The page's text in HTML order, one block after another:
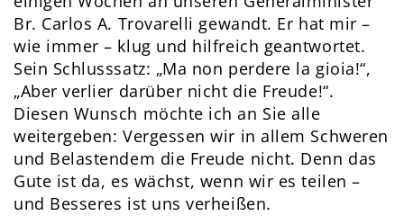
Br. Carlos A. Trovarelli gewandt. Er hat mir –
wie immer – klug und hilfreich geantwortet.
Sein Schlusssatz: „Ma non perdere la gioia!“,
„Aber verlier darüber nicht die Freude!“.
Diesen Wunsch möchte ich an Sie alle
weitergeben: Vergessen wir in allem Schweren
und Belastendem die Freude nicht. Denn das
Gute ist da, es wächst, wenn wir es teilen –
und Besseres ist uns verheißen.